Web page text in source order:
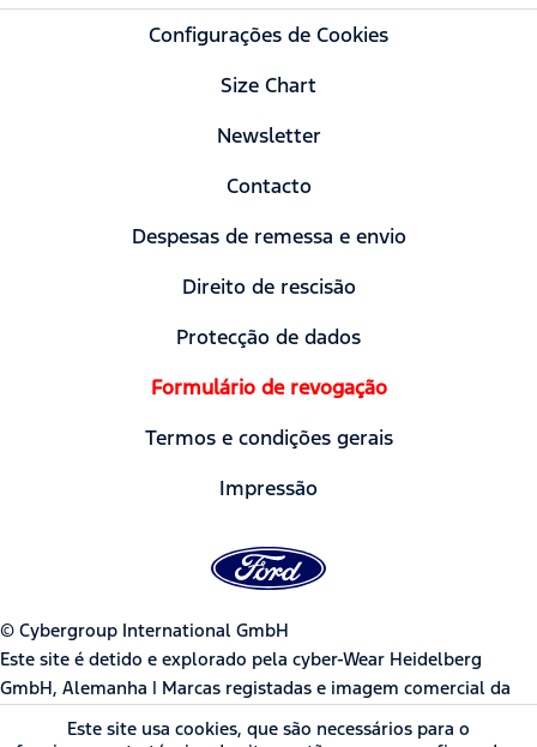
Configurações de Cookies
Size Chart
Newsletter
Contacto
Despesas de remessa e envio
Direito de rescisão
Protecção de dados
Formulário de revogação
Termos e condições gerais
Impressão
© Cybergroup International GmbH
Este site é detido e explorado pela cyber-Wear Heidelberg
GmbH, Alemanha | Marcas registadas e imagem comercial da
Ford Motor Company usadas sob licença pela cyber-Wear
Este site usa cookies, que são necessários para o